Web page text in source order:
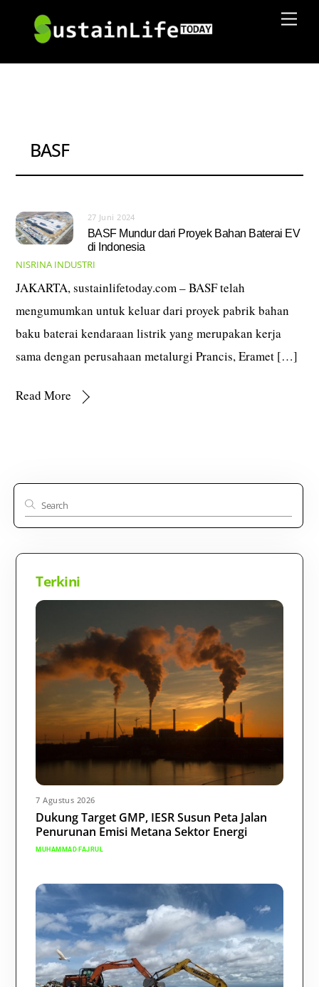
content
BASF
27 Juni 2024
BASF Mundur dari Proyek Bahan Baterai EV
di Indonesia
NISRINA INDUSTRI
JAKARTA, sustainlifetoday.com – BASF telah
mengumumkan untuk keluar dari proyek pabrik bahan
baku baterai kendaraan listrik yang merupakan kerja
sama dengan perusahaan metalurgi Prancis, Eramet […]
Read More
Terkini
7 Agustus 2026
Dukung Target GMP, IESR Susun Peta Jalan
Penurunan Emisi Metana Sektor Energi
MUHAMMAD FAJRUL